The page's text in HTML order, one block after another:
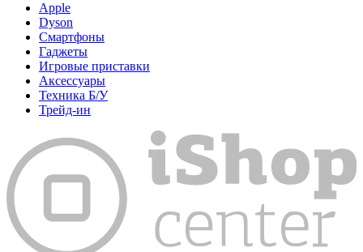
Apple
Dyson
Смартфоны
Гаджеты
Игровые приставки
Аксессуары
Техника Б/У
Трейд-ин